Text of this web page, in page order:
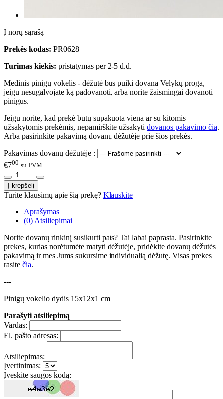
Į norų sąrašą
Prekės kodas: PR0628
Turimas kiekis: pristatymas per 2-5 d.d.
Medinis pinigų vokelis - dėžutė bus puiki dovana Velykų proga,
jeigu nesugalvojate ką padovanoti, arba norite žaismingai dovanoti
pinigus.
Jeigu norite, kad prekė būtų supakuota viena ar su kitomis
užsakytomis prekėmis, nepamirškite užsakyti dovanos pakavimo čia.
Arba pasirinkite pakavimą dovanų dėžutėje prie šios prekės.
Pakavimas dovanų dėžutėje :
€700 su PVM
Turite klausimų apie šią prekę? Klauskite
Aprašymas
(0) Atsiliepimai
Norite dovanų rinkinį susikurti pats? Tai labai paprasta. Pasirinkite
prekes, kurias norėtumėte matyti dėžutėje, pridėkite dovanų dėžutės
pakavimą ir mes Jums sukursime individualią dėžutę. Visas prekes
rasite čia.
---
Pinigų vokelio dydis 15x12x1 cm
Parašyti atsiliepimą
Vardas:
El. pašto adresas:
Atsiliepimas:
Įvertinimas:
Įveskite saugos kodą: